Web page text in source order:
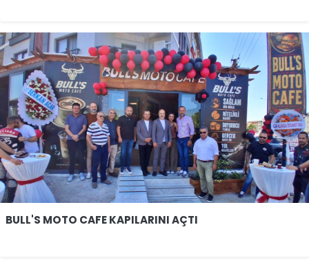
BULL'S MOTO CAFE KAPILARINI AÇTI